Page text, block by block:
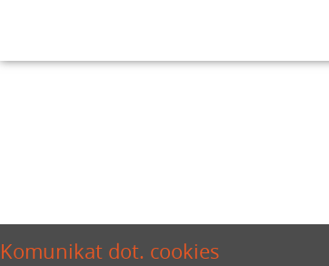
Komunikat dot. cookies